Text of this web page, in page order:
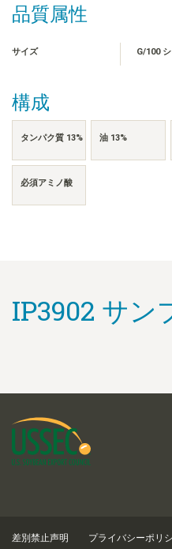
品質属性
サイズ G/100
構成
タンパク質 13% 油 13%
必須アミノ酸
IP3902 サン
差別禁止声明 プライバシーポリ